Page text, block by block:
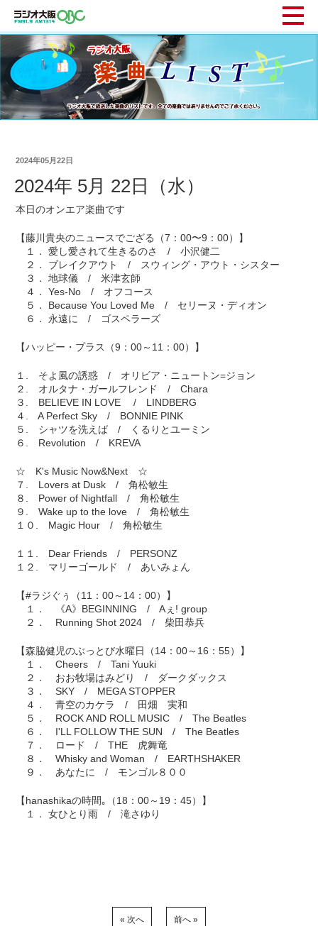
2024年05月22日
2024年 5月 22日（水）
本日のオンエア楽曲です
【藤川貴央のニュースでござる（7：00〜9：00）】
１． 愛し愛されて生きるのさ / 小沢健二
２． ブレイクアウト / スウィング・アウト・シスター
３． 地球儀 / 米津玄師
４． Yes-No / オフコース
５． Because You Loved Me / セリーヌ・ディオン
６． 永遠に / ゴスペラーズ
【ハッピー・プラス（9：00～11：00）】
１. そよ風の誘惑 / オリビア・ニュートン=ジョン
２. オルタナ・ガールフレンド / Chara
３. BELIEVE IN LOVE / LINDBERG
４. A Perfect Sky / BONNIE PINK
５. シャツを洗えば / くるりとユーミン
６. Revolution / KREVA
☆ K's Music Now&Next ☆
７. Lovers at Dusk / 角松敏生
８. Power of Nightfall / 角松敏生
９. Wake up to the love / 角松敏生
１０. Magic Hour / 角松敏生
１１. Dear Friends / PERSONZ
１２. マリーゴールド / あいみょん
【#ラジぐぅ（11：00～14：00）】
１． 《A》BEGINNING / Aぇ! group
２． Running Shot 2024 / 柴田恭兵
【森脇健児のぶっとび水曜日（14：00～16：55）】
１． Cheers / Tani Yuuki
２． おお牧場はみどり / ダークダックス
３． SKY / MEGA STOPPER
４． 青空のカケラ / 田畑 実和
５． ROCK AND ROLL MUSIC / The Beatles
６． I'LL FOLLOW THE SUN / The Beatles
７． ロード / THE 虎舞竜
８． Whisky and Woman / EARTHSHAKER
９． あなたに / モンゴル８００
【hanashikaの時間｡（18：00～19：45）】
１． 女ひとり雨 / 滝さゆり
« 次へ 前へ »